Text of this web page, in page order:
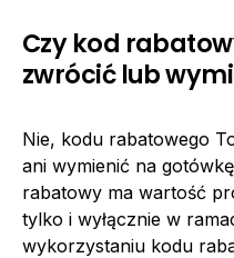
Czy kod
zwrócić lub
Nie, kodu rabatowego
ani wymienić na
rabatowy ma wartość
tylko i wyłącznie w
wykorzystaniu kodu